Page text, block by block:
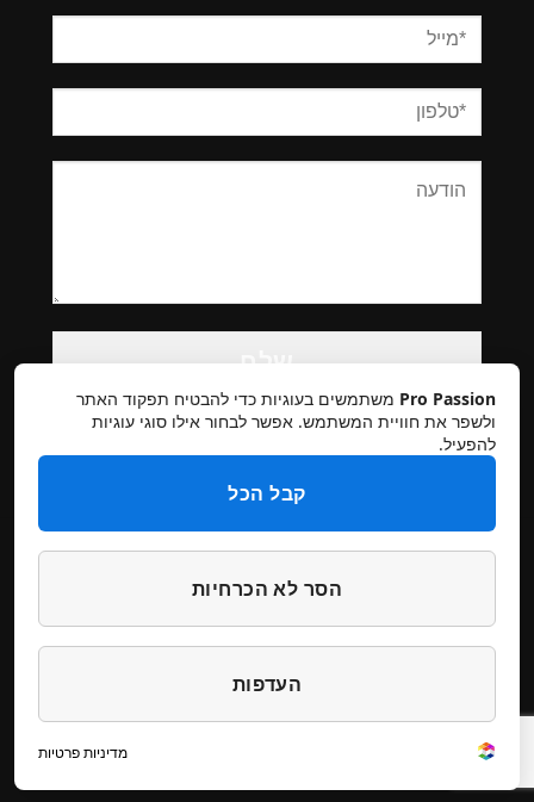
Please
leave
this
field
empty.
מדיניות פרטיות ביטולים והחזרות
לתוכן
Pro Passion משתמשים בעוגיות כדי להבטיח תפקוד האתר
ולשפר את חוויית המשתמש. אפשר לבחור אילו סוגי עוגיות
להפעיל.
קבל הכל
הסר לא הכרחיות
העדפות
מדיניות פרטיות